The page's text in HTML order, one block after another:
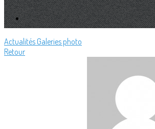
Actualités Galeries photo
Retour